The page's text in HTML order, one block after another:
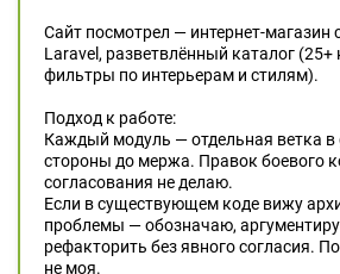
Сайт посмотрел — интернет-магазин
Laravel, разветвлённый каталог (25+
фильтры по интерьерам и стилям).
Подход к работе:
Каждый модуль — отдельная ветка в
стороны до мержа. Правок боевого
согласования не делаю.
Если в существующем коде вижу
проблемы — обозначаю,
рефакторить без явного согласия.
не моя.